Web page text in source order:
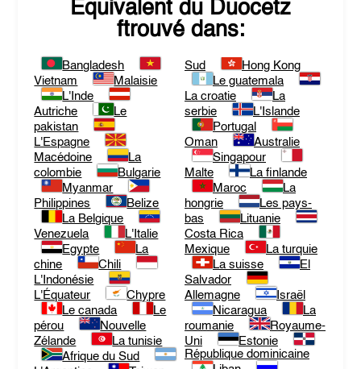
Equivalent du Duocetz
ftrouvé dans:
Bangladesh
Vietnam
Malaisie
L'Inde
Autriche
Le
pakistan
L'Espagne
Macédoine
La
colombie
Bulgarie
Myanmar
Philippines
Belize
La Belgique
Venezuela
L'Italie
Egypte
La
chine
Chili
L'Indonésie
L'Équateur
Chypre
Le canada
Le
pérou
Nouvelle
Zélande
La tunisie
Afrique du Sud
Sud
Hong Kong
Le guatemala
La croatie
La
serbie
L'Islande
Portugal
Oman
Australie
Singapour
Malte
La finlande
Maroc
La
hongrie
Les pays-
bas
Lituanie
Costa Rica
Mexique
La turquie
La suisse
El
Salvador
Allemagne
Israël
Nicaragua
La
roumanie
Royaume-
Uni
Estonie
République dominicaine